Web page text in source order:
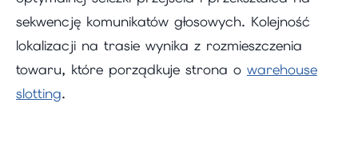
sekwencję komunikatów głosowych. Kolejność
lokalizacji na trasie wynika z rozmieszczenia
towaru, które porządkuje strona o warehouse
slotting.